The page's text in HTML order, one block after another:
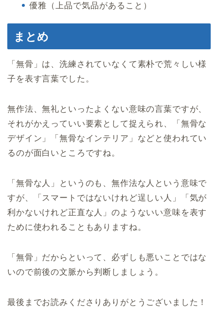
優雅（上品で気品があること）
まとめ
「無骨」は、洗練されていなくて素朴で荒々しい様
子を表す言葉でした。
無作法、無礼といったよくない意味の言葉ですが、
それがかえっていい要素として捉えられ、「無骨な
デザイン」「無骨なインテリア」などと使われてい
るのが面白いところですね。
「無骨な人」というのも、無作法な人という意味で
すが、「スマートではないけれど逞しい人」「気が
利かないけれど正直な人」のようないい意味を表す
ために使われることもありますね。
「無骨」だからといって、必ずしも悪いことではな
いので前後の文脈から判断しましょう。
最後までお読みくださりありがとうございました！